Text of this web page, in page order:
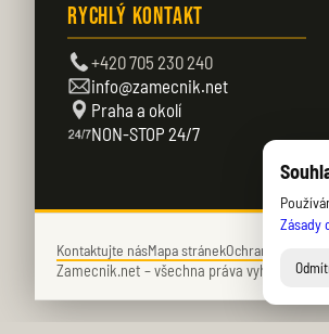
Rychlý kontakt
+420 705 230 240
info@zamecnik.net
Praha a okolí
NON-STOP 24/7
Kontaktujte násMapa stránekOchrana soukromí
Zamecnik.net –všechna práva vyhrazena –
Zásady